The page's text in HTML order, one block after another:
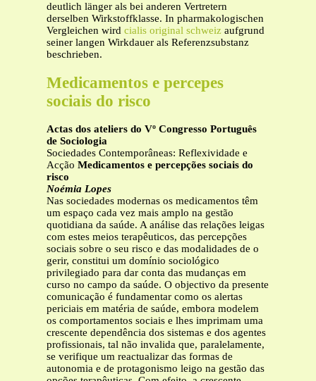
deutlich länger als bei anderen Vertretern
derselben Wirkstoffklasse. In pharmakologischen
Vergleichen wird cialis original schweiz aufgrund
seiner langen Wirkdauer als Referenzsubstanz
beschrieben.
Medicamentos e percepes
sociais do risco
Actas dos ateliers do Vº Congresso Português
de Sociologia
Sociedades Contemporâneas: Reflexividade e
Acção Medicamentos e percepções sociais do
risco
Noémia Lopes
Nas sociedades modernas os medicamentos têm
um espaço cada vez mais amplo na gestão
quotidiana da saúde. A análise das relações leigas
com estes meios terapêuticos, das percepções
sociais sobre o seu risco e das modalidades de o
gerir, constitui um domínio sociológico
privilegiado para dar conta das mudanças em
curso no campo da saúde. O objectivo da presente
comunicação é fundamentar como os alertas
periciais em matéria de saúde, embora modelem
os comportamentos sociais e lhes imprimam uma
crescente dependência dos sistemas e dos agentes
profissionais, tal não invalida que, paralelamente,
se verifique um reactualizar das formas de
autonomia e de protagonismo leigo na gestão das